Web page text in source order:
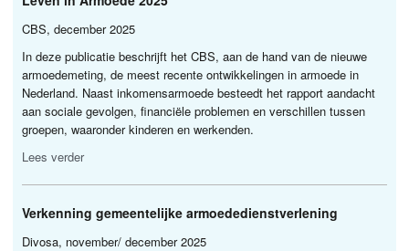
CBS, december 2025
In deze publicatie beschrijft hetCBS, aan de hand van de nieuwe
armoedemeting, de meest recente ontwikkelingen in armoede in
Nederland. Naast inkomensarmoede besteedt het rapport aandacht
aan sociale gevolgen, financiële problemen en verschillen tussen
groepen, waaronder kinderen en werkenden.
Lees verder
Verkenning gemeentelijke armoededienstverlening
Divosa, november/ december 2025